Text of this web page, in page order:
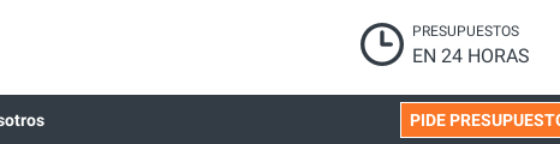
PRESUPUESTOS
EN 24 HORAS
PIDE